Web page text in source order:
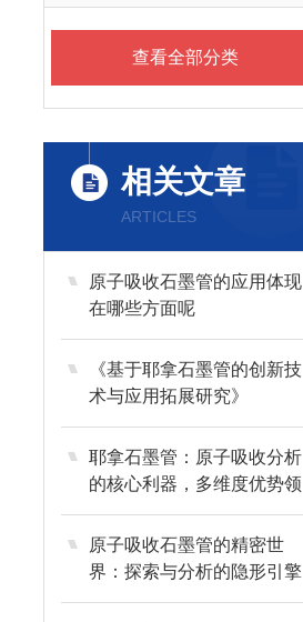
查看全部分类
相关文章
ARTICLES
原子吸收石墨管的应用体现
在哪些方面呢
《基于耶拿石墨管的创新技
术与应用拓展研究》
耶拿石墨管：原子吸收分析
的核心利器，多维度优势领
航
原子吸收石墨管的精密世
界：探索与分析的隐形引擎